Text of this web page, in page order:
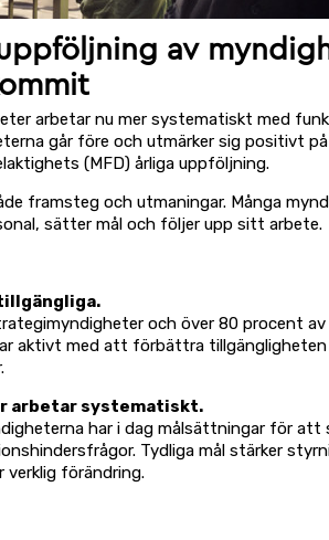
av
arbetar nu mer systematiskt med
går före och utmärker sig positivt
(MFD) årliga uppföljning.
framsteg och utmaningar. Många
sätter mål och följer upp sitt arbete.
och över 80 procent av
aktivt med att förbättra tillgängligheten
arbetar systematiskt.
har i dag målsättningar för att
Tydliga mål stärker
förändring.